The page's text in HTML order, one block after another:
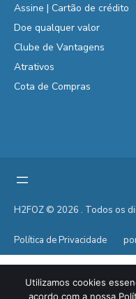
Assine | Cartão de crédito
Doe qualquer valor
Clube de Vantagens
Atrativos
Cota de Compras
H2FOZ © 2026 . Todos os
Política de Privacidade
Utilizamos cookies
acordo com a nossa